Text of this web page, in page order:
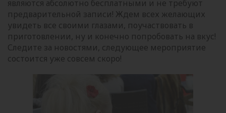
являются абсолютно бесплатными и не требуют
предварительной записи! Ждем всех желающих
увидеть все своими глазами, поучаствовать в
приготовлении, ну и конечно попробовать на вкус!
Следите за новостями, следующее мероприятие
состоится уже совсем скоро!